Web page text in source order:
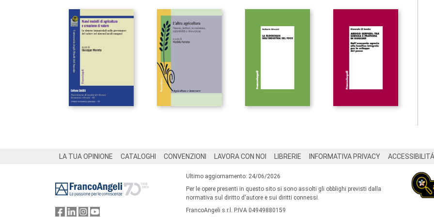
LA TUA OPINIONE CATALOGHI CONVENZIONI LAVORA CON NOI LIBRERIE INFORMATIVA PRIVACY ACCESSIBILITÁ
Ultimo aggiornamento: 24/06/2026
Per le opere presenti in questo sito si sono assolti gli obblighi previsti dalla
normativa sul diritto d'autore e sui diritti connessi.
FrancoAngeli s.r.l. P.IVA 04949880159